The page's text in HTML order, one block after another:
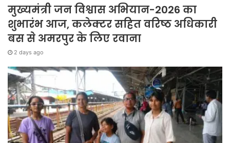
मुख्यमंत्री जन विश्वास अभियान-2026 का
शुभारंभ आज, कलेक्टर सहित वरिष्ठ अधिकारी
बस से अमरपुर के लिए रवाना
2 days ago